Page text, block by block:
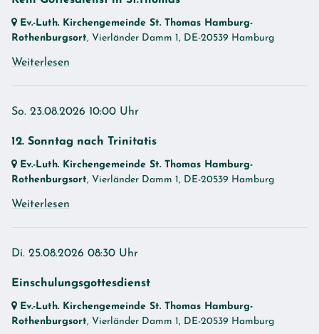
Ev.-Luth. Kirchengemeinde St. Thomas Hamburg-
Rothenburgsort, Vierländer Damm 1, DE-20539 Hamburg
Weiterlesen
So. 23.08.2026 10:00 Uhr
12. Sonntag nach Trinitatis
Ev.-Luth. Kirchengemeinde St. Thomas Hamburg-
Rothenburgsort, Vierländer Damm 1, DE-20539 Hamburg
Weiterlesen
Di. 25.08.2026 08:30 Uhr
Einschulungsgottesdienst
Ev.-Luth. Kirchengemeinde St. Thomas Hamburg-
Rothenburgsort, Vierländer Damm 1, DE-20539 Hamburg